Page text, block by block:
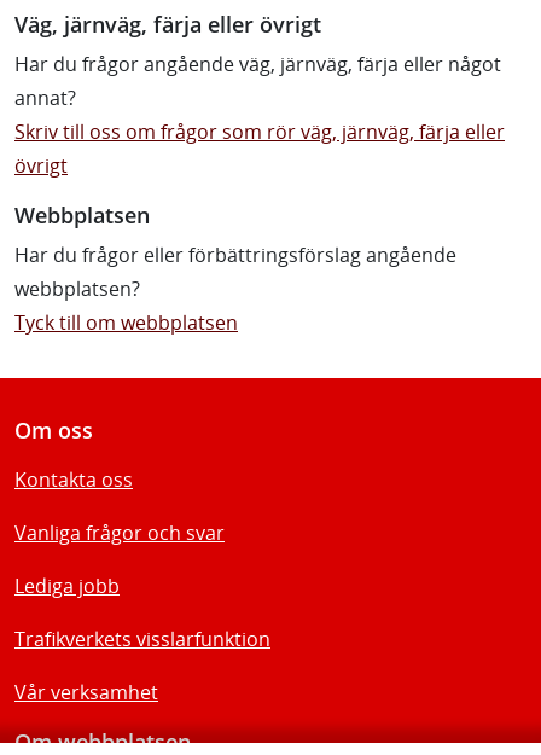
Väg, järnväg, färja eller övrigt
Har du frågor angående väg, järnväg, färja eller något
annat?
Skriv till oss om frågor som rör väg, järnväg, färja eller
övrigt
Webbplatsen
Har du frågor eller förbättringsförslag angående
webbplatsen?
Tyck till om webbplatsen
Om oss
Kontakta oss
Vanliga frågor och svar
Lediga jobb
Trafikverkets visslarfunktion
Vår verksamhet
Om webbplatsen